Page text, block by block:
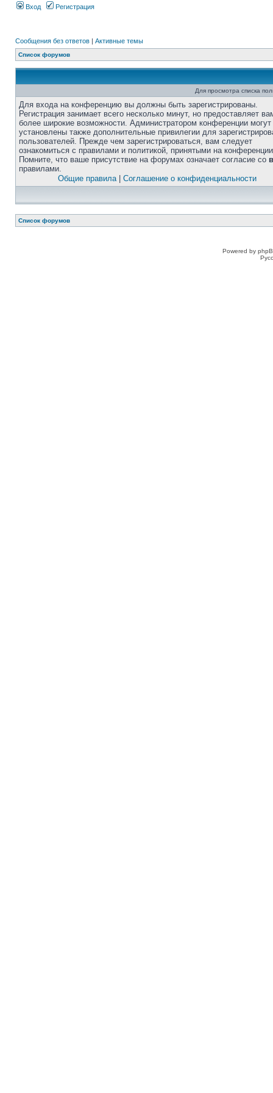
Вход Регистрация
Сообщения без ответов | Активные темы
Список форумов
Для просмотра списка
Для входа на конференцию вы должны быть зарегистрированы.
Регистрация занимает всего несколько минут, но предоставляет
более широкие возможности. Администратором конференции
установлены также дополнительные привилегии для
пользователей. Прежде чем зарегистрироваться, вам следует
ознакомиться с правилами и политикой, принятыми на
Помните, что ваше присутствие на форумах означает согласие со
правилами.
Общие правила| Соглашение о конфиденциальности
Список форумов
Powered by